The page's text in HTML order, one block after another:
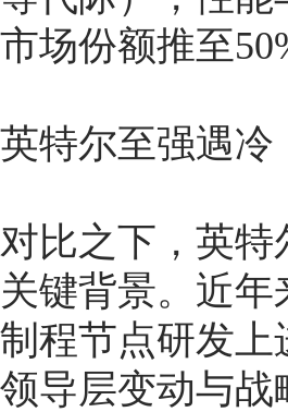
市场份额推至
英特尔至强遇
对比之下，英
关键背景。近
制程节点研发
领导层变动与